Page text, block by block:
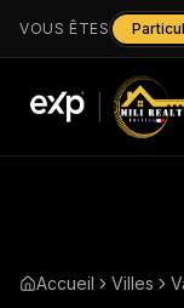
VOUS ÊTES
Accueil Villes